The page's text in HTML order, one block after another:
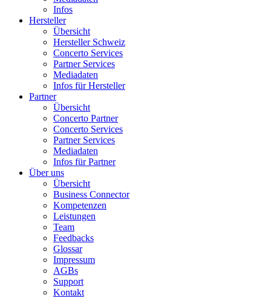
Infos
Hersteller
Übersicht
Hersteller Schweiz
Concerto Services
Partner Services
Mediadaten
Infos für Hersteller
Partner
Übersicht
Concerto Partner
Concerto Services
Partner Services
Mediadaten
Infos für Partner
Über uns
Übersicht
Business Connector
Kompetenzen
Leistungen
Team
Feedbacks
Glossar
Impressum
AGBs
Support
Kontakt